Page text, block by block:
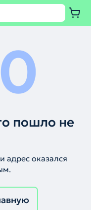
0
пошло не
адрес оказался